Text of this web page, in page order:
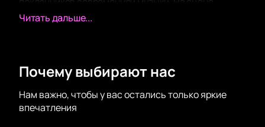
прозвучат как новые композиции, так и все главные
известная своим качественным звуком и удобной
комфортного и незабываемого
времяпрепровождения. Просторный зал позволяет
Читать дальше...
Почему выбирают нас
Нам важно, чтобы у вас остались только яркие
впечатления